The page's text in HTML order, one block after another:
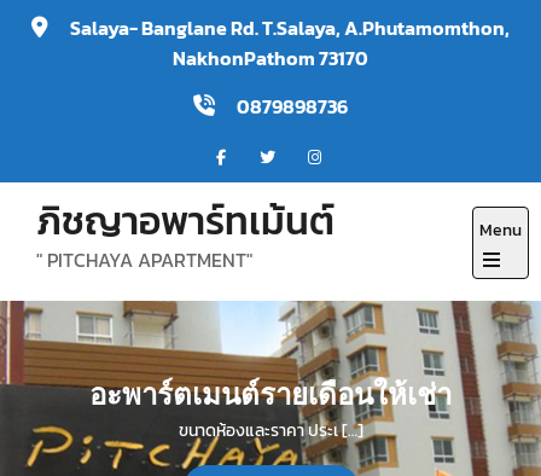
Skip
Salaya- Banglane Rd. T.Salaya, A.Phutamomthon,
NakhonPathom 73170
0879898736
ภิชญาอพาร์ทเม้นต์
" PITCHAYA APARTMENT"
Menu
Open
the
main
menu
อะพาร์ตเมนต์รายเดือนให้เช่า
ขนาดห้องและราคา ประเ […]